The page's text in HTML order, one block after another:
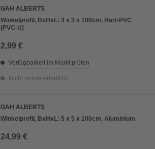
GAH ALBERTS
Winkelprofil, BxHxL: 3 x 3 x 100cm, Hart-PVC
(PVC-U)
2,99 €
Verfügbarkeit im Markt prüfen
Nicht online erhältlich
GAH ALBERTS
Winkelprofil, BxHxL: 5 x 5 x 100cm, Aluminium
24,99 €